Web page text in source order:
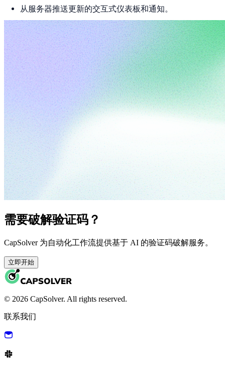
从服务器推送更新的交互式仪表板和通知。
需要破解验证码？
CapSolver 为自动化工作流提供基于 AI 的验证码破解服务。
立即开始
© 2026 CapSolver. All rights reserved.
联系我们